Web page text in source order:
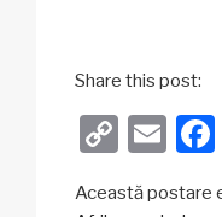
Share this post:
C
E
Această postare